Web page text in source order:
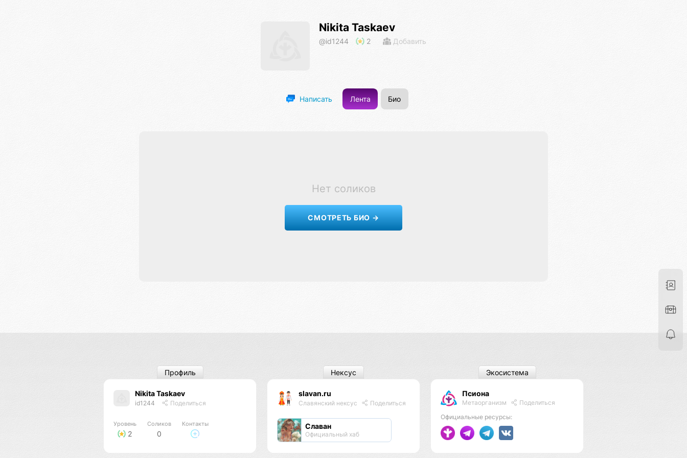
Nikita Taskaev
@id1244 2 Добавить
Написать Лента Био
Нет соликов
СМОТРЕТЬ БИО →
Nikita Taskaev
id1244 Поделиться
Уровень
2
Соликов
0
Контакты
Профиль
slavan.ru
Славянский нексус Поделиться
Славан
Официальный хаб
Нексус
Псиона
Метаорганизм
Поделиться
Официальные ресурсы:
Экосистема